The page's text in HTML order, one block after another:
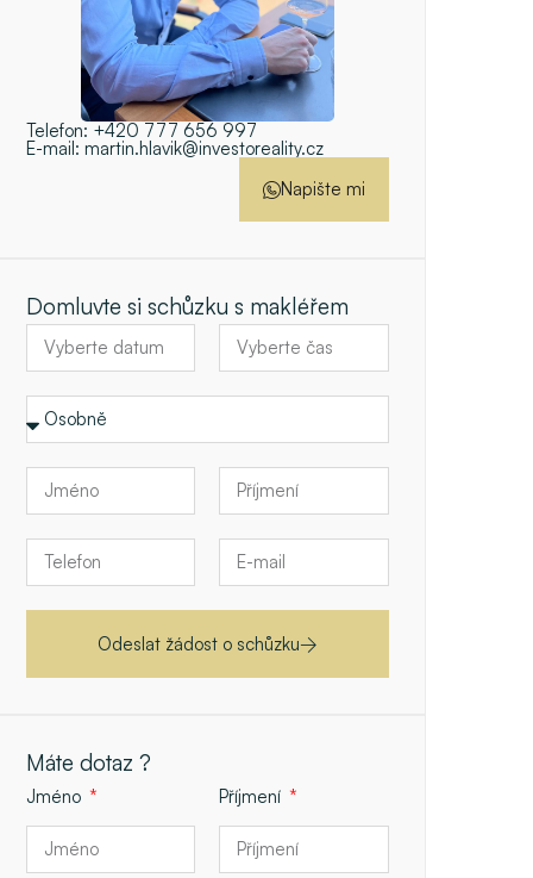
Telefon: +420 777 656 997
E-mail: martin.hlavik@investoreality.cz
Napište mi
Domluvte si schůzku s makléřem
Odeslat žádost o schůzku
Máte dotaz ?
Jméno Příjmení